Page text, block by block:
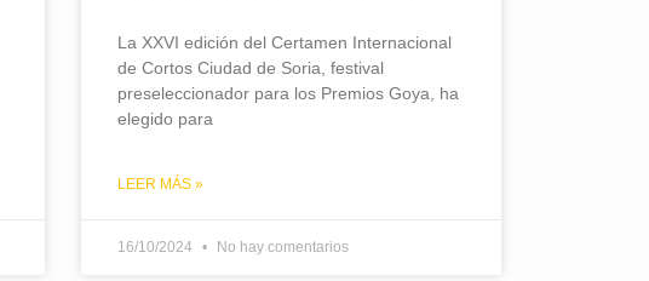
La XXVI edición del Certamen Internacional
de Cortos Ciudad de Soria, festival
preseleccionador para los Premios Goya, ha
elegido para
LEER MÁS »
16/10/2024 No hay comentarios